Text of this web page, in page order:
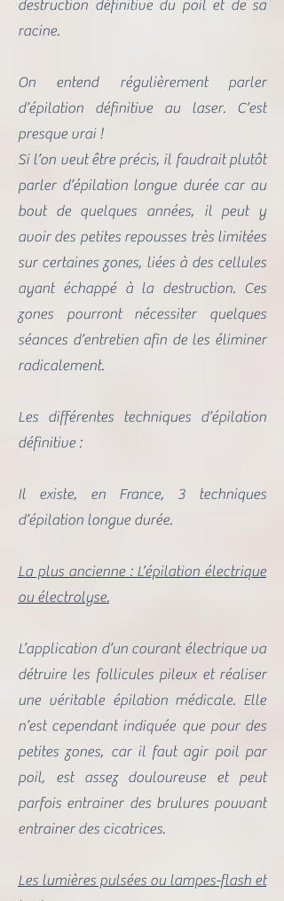
destruction définitive du poil et de sa
racine.
On entend régulièrement parler
d’épilation définitive au laser. C’est
presque vrai !
Si l’on veut être précis, il faudrait plutôt
parler d’épilation longue durée car au
bout de quelques années, il peut y
avoir des petites repousses très limitées
sur certaines zones, liées à des cellules
ayant échappé à la destruction. Ces
zones pourront nécessiter quelques
séances d’entretien afin de les éliminer
radicalement.
Les différentes techniques d’épilation
définitive :
Il existe, en France, 3 techniques
d’épilation longue durée.
La plus ancienne : L’épilation électrique
ou électrolyse.
L’application d’un courant électrique va
détruire les follicules pileux et réaliser
une véritable épilation médicale. Elle
n’est cependant indiquée que pour des
petites zones, car il faut agir poil par
poil, est assez douloureuse et peut
parfois entrainer des brulures pouvant
entrainer des cicatrices.
Les lumières pulsées ou lampes-flash et